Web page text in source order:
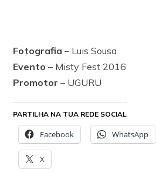
Fotografia – Luis Sousa
Evento – Misty Fest 2016
Promotor – UGURU
PARTILHA NA TUA REDE SOCIAL
Facebook WhatsApp
X